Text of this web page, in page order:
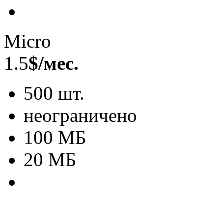
Micro
1.5$/мес.
500 шт.
неограничено
100 МБ
20 МБ